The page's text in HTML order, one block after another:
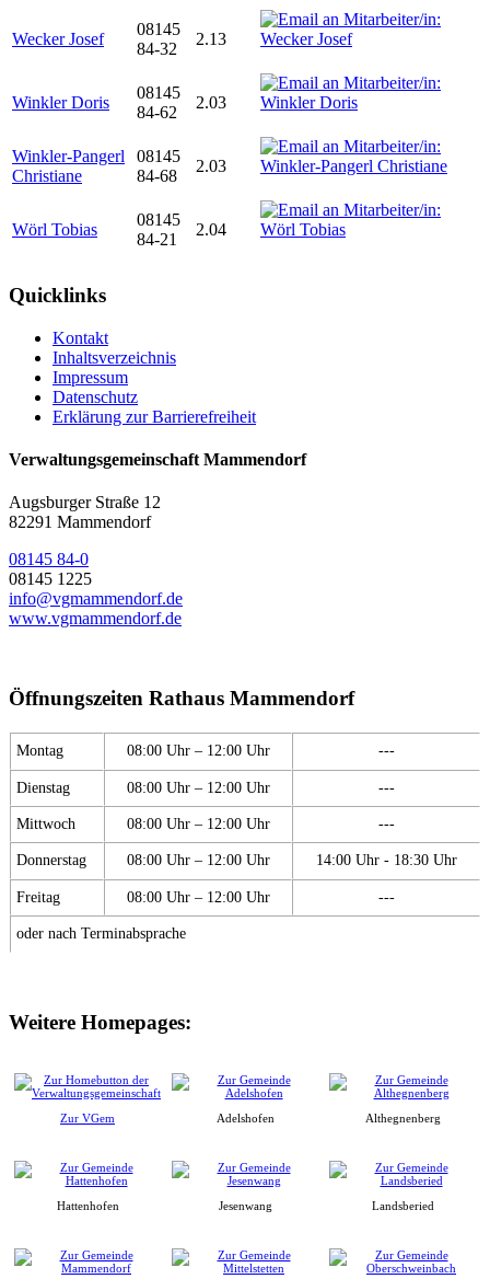
Wecker Josef
08145
84-32
2.13
Winkler Doris
08145
84-62
2.03
Winkler-Pangerl
Christiane
08145
84-68
2.03
Wörl Tobias
08145
84-21
2.04
Quicklinks
Kontakt
Inhaltsverzeichnis
Impressum
Datenschutz
Erklärung zur Barrierefreiheit
Verwaltungsgemeinschaft Mammendorf
Augsburger Straße 12
82291 Mammendorf
08145 84-0
08145 1225
info@vgmammendorf.de
www.vgmammendorf.de
Öffnungszeiten Rathaus Mammendorf
Montag 08:00 Uhr – 12:00 Uhr ---
Dienstag 08:00 Uhr – 12:00 Uhr ---
Mittwoch 08:00 Uhr – 12:00 Uhr ---
Donnerstag 08:00 Uhr – 12:00 Uhr 14:00 Uhr - 18:30 Uhr
Freitag 08:00 Uhr – 12:00 Uhr ---
oder nach Terminabsprache
Weitere Homepages:
Zur VGem Adelshofen Althegnenberg
Hattenhofen Jesenwang Landsberied